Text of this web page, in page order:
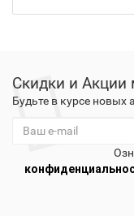
Скидки и Акции
Будьте в курсе новых